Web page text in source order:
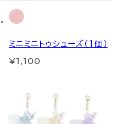
ミニミニトゥシューズ（1個）
¥1,100